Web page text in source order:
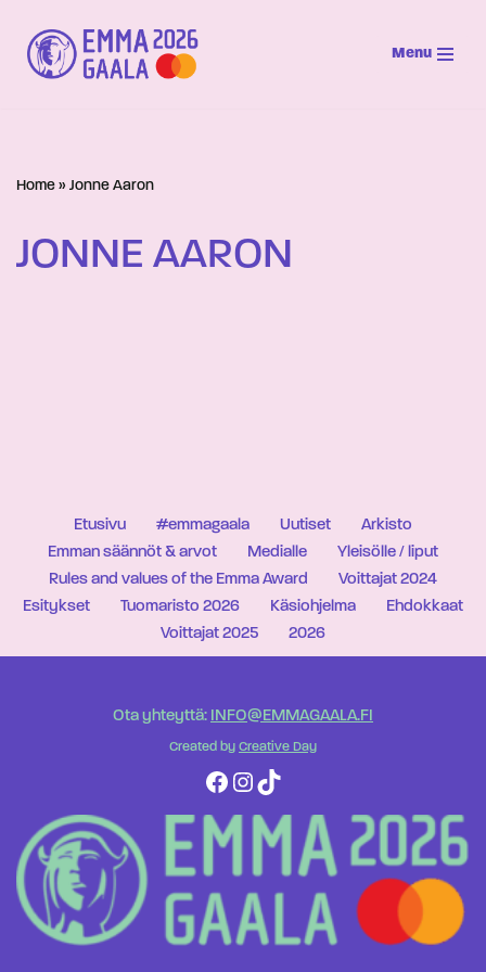
Siirry
suoraan
Menu
Home » Jonne Aaron
JONNE AARON
Etusivu #emmagaala Uutiset
Arkisto
Emman säännöt & arvot
Medialle
Yleisölle / liput
Rules and values of the Emma Award
Voittajat 2024
Esitykset
Tuomaristo 2026 Käsiohjelma
Ehdokkaat
Voittajat 2025
2026
Ota yhteyttä: INFO@EMMAGAALA.FI
Created by Creative Day